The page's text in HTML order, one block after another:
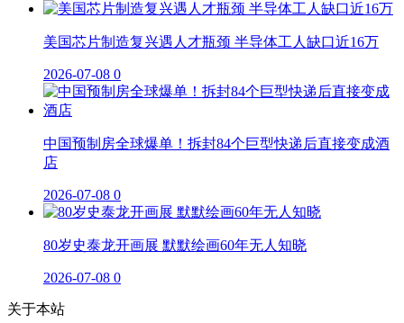
美国芯片制造复兴遇人才瓶颈 半导体工人缺口近16万
2026-07-08 0
中国预制房全球爆单！拆封84个巨型快递后直接变成酒
店
2026-07-08 0
80岁史泰龙开画展 默默绘画60年无人知晓
2026-07-08 0
关于本站